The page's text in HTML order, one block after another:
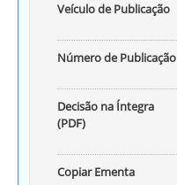
Veículo de Publicação
Número de Publicação
Decisão na Íntegra
(PDF)
Copiar Ementa